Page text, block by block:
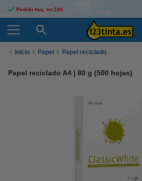
Pedido hoy, en 24h
Inicio Papel Papel reciclado
Papel reciclado A4 | 80 g (500 hojas)